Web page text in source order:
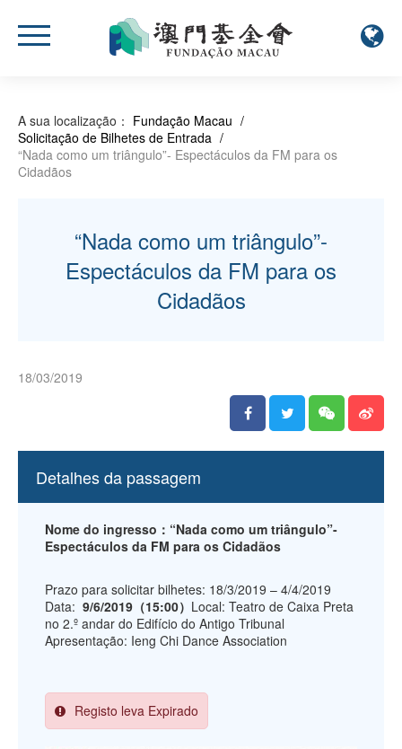
A sua localização： Fundação Macau /
Solicitação de Bilhetes de Entrada /
“Nada como um triângulo”- Espectáculos da FM para os
Cidadãos
“Nada como um triângulo”-
Espectáculos da FM para os
Cidadãos
18/03/2019
Detalhes da passagem
Nome do ingresso：“Nada como um triângulo”-
Espectáculos da FM para os Cidadãos
Prazo para solicitar bilhetes: 18/3/2019 – 4/4/2019
Data: 9/6/2019（15:00） Local: Teatro de Caixa Preta
no 2.º andar do Edifício do Antigo Tribunal
Apresentação: Ieng Chi Dance Association
Registo leva Expirado